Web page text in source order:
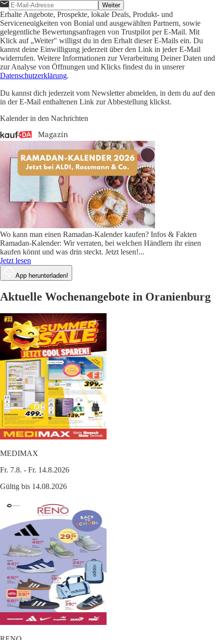
Weiter
Erhalte Angebote, Prospekte, lokale Deals, Produkt- und
Serviceneuigkeiten von Bonial und ausgewählten Partnern, sowie
gelegentliche Bewertungsanfragen von Trustpilot per E-Mail. Mit
Klick auf „Weiter" willigst du in den Erhalt dieser E-Mails ein. Du
kannst deine Einwilligung jederzeit über den Link in jeder E-Mail
widerrufen. Weitere Informationen zur Verarbeitung Deiner Daten und
zur Analyse von Öffnungen und Klicks findest du in unserer
Datenschutzerklärung.
Du kannst dich jederzeit vom Newsletter abmelden, in dem du auf den
in der E-Mail enthaltenen Link zur Abbestellung klickst.
Kalender in den Nachrichten
Wo kann man einen Ramadan-Kalender kaufen? Infos & Fakten
Ramadan-Kalender: Wir verraten, bei welchen Händlern ihr einen
kaufen könnt und was drin steckt. Jetzt lesen!...
Jetzt lesen
App herunterladen!
Aktuelle Wochenangebote in Oranienburg
MEDIMAX
Fr. 7.8. - Fr. 14.8.2026
Gültig bis 14.08.2026